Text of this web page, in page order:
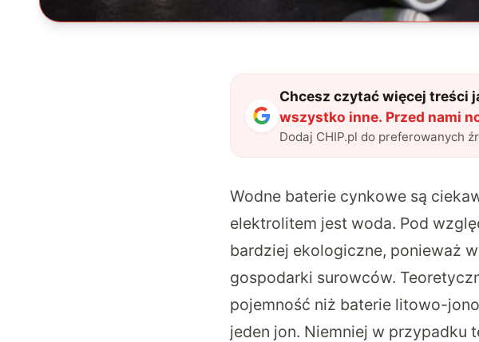
Chcesz czytać więcej treści
wszystko inne. Przed nami
Dodaj CHIP.pl do preferowanych
Wodne baterie cynkowe są
elektrolitem jest woda. Pod
bardziej ekologiczne, ponieważ
gospodarki surowców.
pojemność niż baterie litowo-
jeden jon. Niemniej w